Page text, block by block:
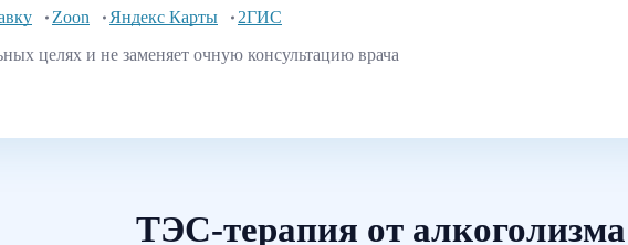
Zoon Яндекс Карты
2ГИС
целях и не заменяет очную консультацию врача
ТЭС-терапия от алкоголизма